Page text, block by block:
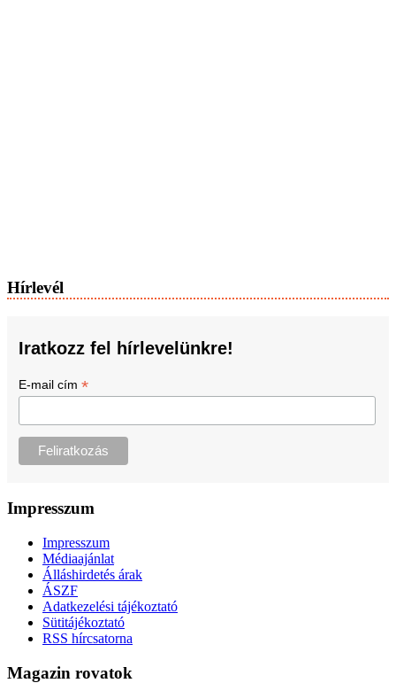
Hírlevél
Iratkozz fel hírlevelünkre!
E-mail cím *
Impresszum
Impresszum
Médiaajánlat
Álláshirdetés árak
ÁSZF
Adatkezelési tájékoztató
Sütitájékoztató
RSS hírcsatorna
Magazin rovatok